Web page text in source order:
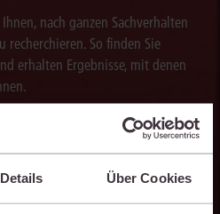
Details Über Cookies
nach ganzen Sachverhalten
So finden Sie
erhalten Ergebnisse, mit denen